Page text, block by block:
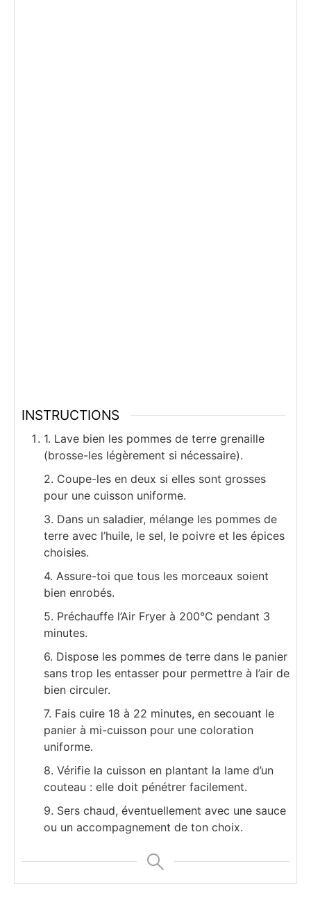
INSTRUCTIONS
1. Lave bien les pommes de terre grenaille
(brosse-les légèrement si nécessaire).
2. Coupe-les en deux si elles sont grosses
pour une cuisson uniforme.
3. Dans un saladier, mélange les pommes de
terre avec l’huile, le sel, le poivre et les épices
choisies.
4. Assure-toi que tous les morceaux soient
bien enrobés.
5. Préchauffe l’Air Fryer à 200°C pendant 3
minutes.
6. Dispose les pommes de terre dans le panier
sans trop les entasser pour permettre à l’air de
bien circuler.
7. Fais cuire 18 à 22 minutes, en secouant le
panier à mi-cuisson pour une coloration
uniforme.
8. Vérifie la cuisson en plantant la lame d’un
couteau : elle doit pénétrer facilement.
9. Sers chaud, éventuellement avec une sauce
ou un accompagnement de ton choix.